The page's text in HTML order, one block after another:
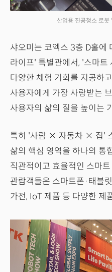
산업용 진공청소 로봇
샤오미는 코엑스 3층 D홀에
라이프' 특별관에서, '스마트
다양한 체험 기회를 지공하
사용자에게 가장 사랑받는
사용자의 삶의 질을 높이는
특히 '사람 × 자동차 × 집'
삶의 핵심 영역을 하나의 통
직관적이고 효율적인 스마
관람객들은 스마트폰·태블
가전, IoT 제품 등 다양한 제